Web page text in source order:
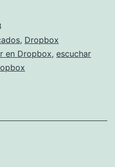
DropBox
, Dropbox
en Dropbox, escuchar